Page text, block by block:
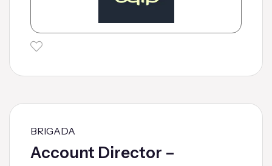
BRIGADA
Account Director –